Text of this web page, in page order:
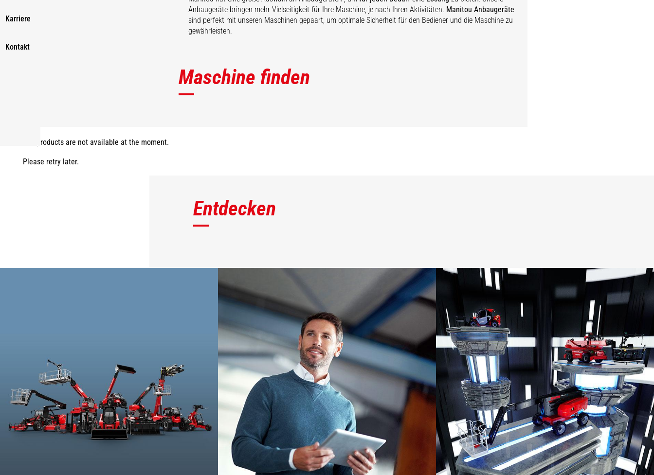
Karriere
Kontakt
Anbaugeräte bringen mehr Vielseitigkeit für Ihre Maschine, je nach Ihren Aktivitäten. Manitou Anbaugeräte
sind perfekt mit unseren Maschinen gepaart, um optimale Sicherheit für den Bediener und die Maschine zu
gewährleisten.
Maschine finden
The products are not available at the moment.
Please retry later.
Entdecken